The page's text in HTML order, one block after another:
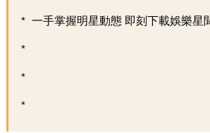
一手掌握明星動態 即刻下載娛樂星